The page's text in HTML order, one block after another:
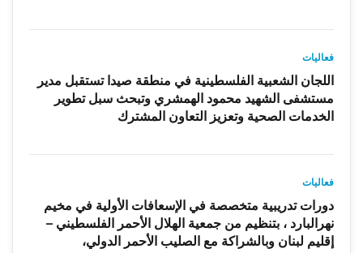
فعاليات
اللجان الشعبية الفلسطينية في منطقة صيدا تستقبل مدير
مستشفى الشهيد محمود الهمشري وتبحث سبل تطوير
الخدمات الصحية وتعزيز التعاون المشترك
فعاليات
دورات تدريبية متخصصة في الإسعافات الأولية في مخيم
نهرالبارد ، بتنظيم من جمعية الهلال الأحمر الفلسطيني –
إقليم لبنان وبالشراكة مع الصليب الأحمر الدولي،